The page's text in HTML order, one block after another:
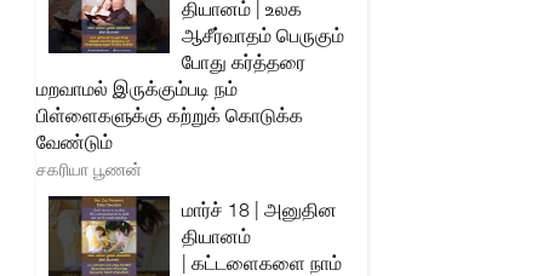
தியானம் | உலக
ஆசீர்வாதம் பெருகும்
போது கர்த்தரை
மறவாமல் இருக்கும்படி நம்
பிள்ளைகளுக்கு கற்றுக் கொடுக்க
வேண்டும்
சகரியா பூணன்
மார்ச் 18 | அனுதின
தியானம்
| கட்டளைகளை நாம்